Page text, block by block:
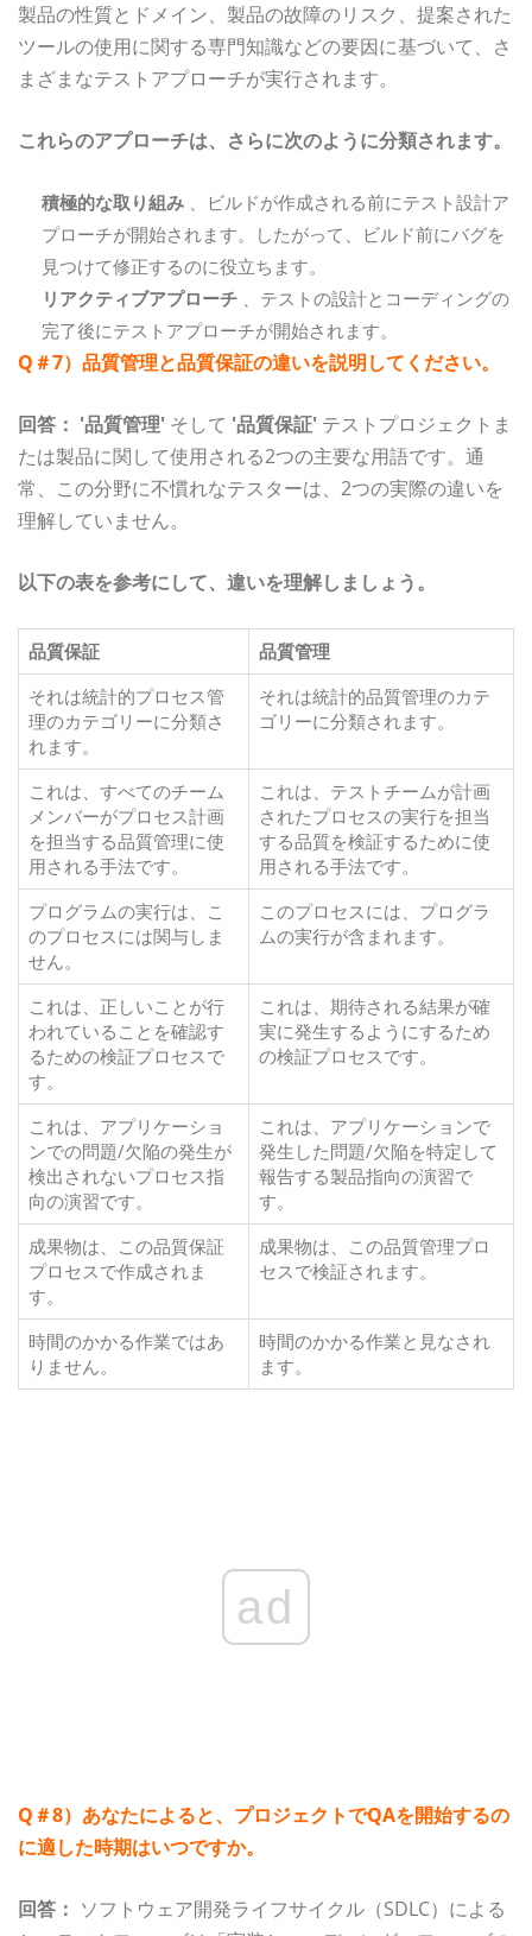
製品の性質とドメイン、製品の故障のリスク、提案された
ツールの使用に関する専門知識などの要因に基づいて、さ
まざまなテストアプローチが実行されます。
これらのアプローチは、さらに次のように分類されます。
積極的な取り組み 、ビルドが作成される前にテスト設計ア
プローチが開始されます。したがって、ビルド前にバグを
見つけて修正するのに役立ちます。
リアクティブアプローチ 、テストの設計とコーディングの
完了後にテストアプローチが開始されます。
Q＃7）品質管理と品質保証の違いを説明してください。
回答： '品質管理' そして '品質保証' テストプロジェクトま
たは製品に関して使用される2つの主要な用語です。通
常、この分野に不慣れなテスターは、2つの実際の違いを
理解していません。
以下の表を参考にして、違いを理解しましょう。
品質保証
品質管理
それは統計的プロセス管
理のカテゴリーに分類さ
れます。
それは統計的品質管理のカテ
ゴリーに分類されます。
これは、すべてのチーム
メンバーがプロセス計画
を担当する品質管理に使
用される手法です。
これは、テストチームが計画
されたプロセスの実行を担当
する品質を検証するために使
用される手法です。
プログラムの実行は、こ
のプロセスには関与しま
せん。
このプロセスには、プログラ
ムの実行が含まれます。
これは、正しいことが行
われていることを確認す
るための検証プロセスで
す。
これは、期待される結果が確
実に発生するようにするため
の検証プロセスです。
これは、アプリケーショ
ンでの問題/欠陥の発生が
検出されないプロセス指
向の演習です。
これは、アプリケーションで
発生した問題/欠陥を特定して
報告する製品指向の演習で
す。
成果物は、この品質保証
プロセスで作成されま
す。
成果物は、この品質管理プロ
セスで検証されます。
時間のかかる作業ではあ
りません。
時間のかかる作業と見なされ
ます。
ad
Q＃8）あなたによると、プロジェクトでQAを開始するの
に適した時期はいつですか。
回答： ソフトウェア開発ライフサイクル（SDLC）による